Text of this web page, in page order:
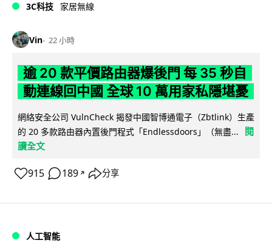
3C科技 家居無線
Vin 22 小時
逾 20 款平價路由器爆後門 每 35 秒自
動連線回中國 全球 10 萬用家私隱堪憂
網絡安全公司 VulnCheck 揭發中國智博通電子（Zbtlink）生產
的 20 多款路由器內置後門程式「Endlessdoors」（無盡...
閱
讀全文
915 189 ↗ 分享
人工智能